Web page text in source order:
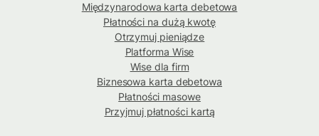
Międzynarodowa karta debetowa
Płatności na dużą kwotę
Otrzymuj pieniądze
Platforma Wise
Wise dla firm
Biznesowa karta debetowa
Płatności masowe
Przyjmuj płatności kartą